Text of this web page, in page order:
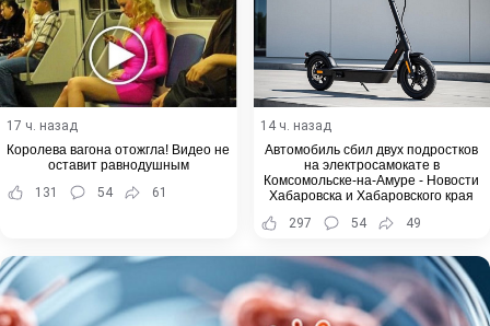
17 ч. назад
Королева вагона отожгла! Видео не
оставит равнодушным
131
54 61
14 ч. назад
Автомобиль сбил двух подростков
на электросамокате в
Комсомольске-на-Амуре - Новости
Хабаровска и Хабаровского края
297
54 49